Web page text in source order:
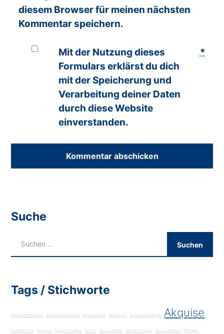
diesem Browser für meinen nächsten
Kommentar speichern.
Mit der Nutzung dieses
Formulars erklärst du dich
mit der Speicherung und
Verarbeitung deiner Daten
durch diese Website
einverstanden.
*
Suche
Tags / Stichworte
Adressrecherche Akquiseprobleme Adressdaten Akquiriert Akquisestrategie Akquise
Abmahnung Agentur Akquisefragen Action Akquiseidee Abmahnanwalt Akquiseideen Absage